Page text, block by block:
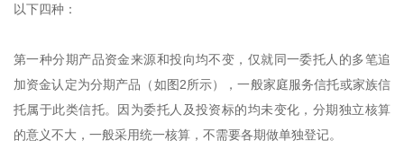
以下四种：
第一种分期产品资金来源和投向均不变，仅就同一委托人的多笔追
加资金认定为分期产品（如图2所示），一般家庭服务信托或家族信
托属于此类信托。因为委托人及投资标的均未变化，分期独立核算
的意义不大，一般采用统一核算，不需要各期做单独登记。